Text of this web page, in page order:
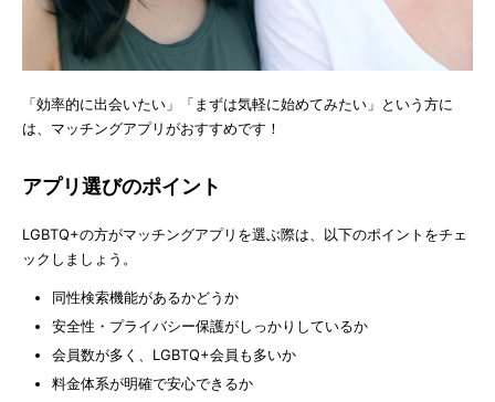
「効率的に出会いたい」「まずは気軽に始めてみたい」という方に
は、マッチングアプリがおすすめです！
アプリ選びのポイント
LGBTQ+の方がマッチングアプリを選ぶ際は、以下のポイントをチェ
ックしましょう。
同性検索機能があるかどうか
安全性・プライバシー保護がしっかりしているか
会員数が多く、LGBTQ+会員も多いか
料金体系が明確で安心できるか